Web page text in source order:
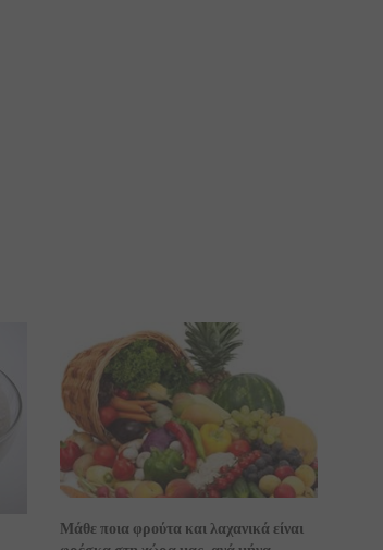
Μάθε ποια φρούτα και λαχανικά είναι